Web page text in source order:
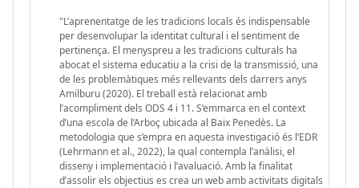
"L’aprenentatge de les tradicions locals és indispensable
per desenvolupar la identitat cultural i el sentiment de
pertinença. El menyspreu a les tradicions culturals ha
abocat el sistema educatiu a la crisi de la transmissió, una
de les problemàtiques més rellevants dels darrers anys
Amilburu (2020). El treball està relacionat amb
l’acompliment dels ODS 4 i 11. S’emmarca en el context
d’una escola de l’Arboç ubicada al Baix Penedès. La
metodologia que s’empra en aquesta investigació és l’EDR
(Lehrmann et al., 2022), la qual contempla l’anàlisi, el
disseny i implementació i l’avaluació. Amb la finalitat
d’assolir els objectius es crea un web amb activitats digitals